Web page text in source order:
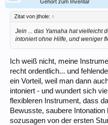
Gehört zum Inventar
Zitat von jthole: ↑
Jein ... das Yamaha hat vielleicht
intoniert ohne Hilfe, und weniger
Ich weiß nicht, meine
recht ordentlich... und
ein Vorteil, weil man dann
intoniert - und wundert sich
flexibleren Instrument, dass
Bewusste, saubere
sozusagen von der ersten